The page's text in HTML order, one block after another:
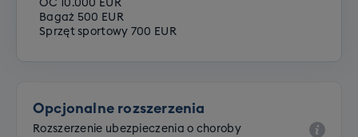
OC 10.000 EUR
Bagaż 500 EUR
Sprzęt sportowy 700 EUR
Opcjonalne rozszerzenia
Rozszerzenie ubezpieczenia o choroby